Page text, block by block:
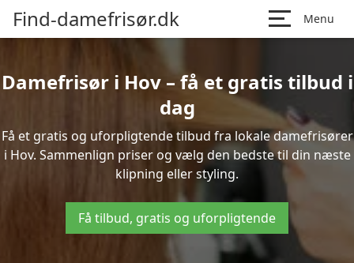
Find-damefrisør.dk Menu
Damefrisør i Hov – få et gratis tilbud i
dag
Få et gratis og uforpligtende tilbud fra lokale damefrisører
i Hov. Sammenlign priser og vælg den bedste til din næste
klipning eller styling.
Få tilbud, gratis og uforpligtende